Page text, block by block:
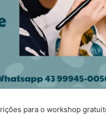
para o workshop